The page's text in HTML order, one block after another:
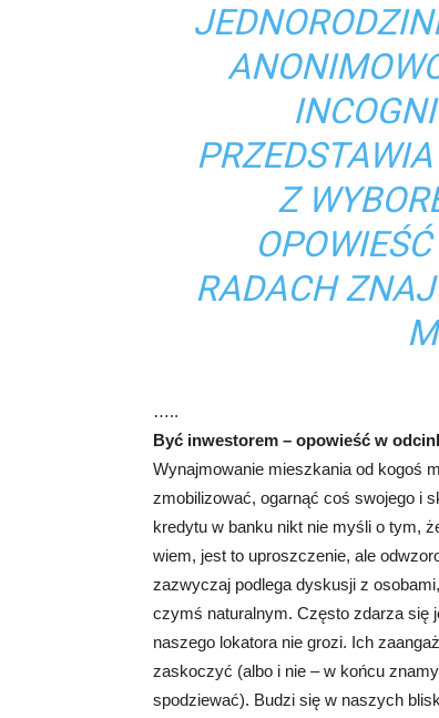
Z
RADACH
…..
Być inwestorem – opowieść w
Wynajmowanie mieszkania od kogoś
zmobilizować, ogarnąć coś swojego i
kredytu w banku nikt nie myśli o tym,
wiem, jest to uproszczenie, ale
zazwyczaj podlega dyskusji z
czymś naturalnym. Często zdarza się
naszego lokatora nie grozi. Ich
zaskoczyć (albo i nie – w końcu
spodziewać). Budzi się w naszych